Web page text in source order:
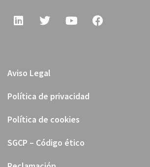
Aviso Legal
Política de privacidad
Política de cookies
SGCP – Código ético